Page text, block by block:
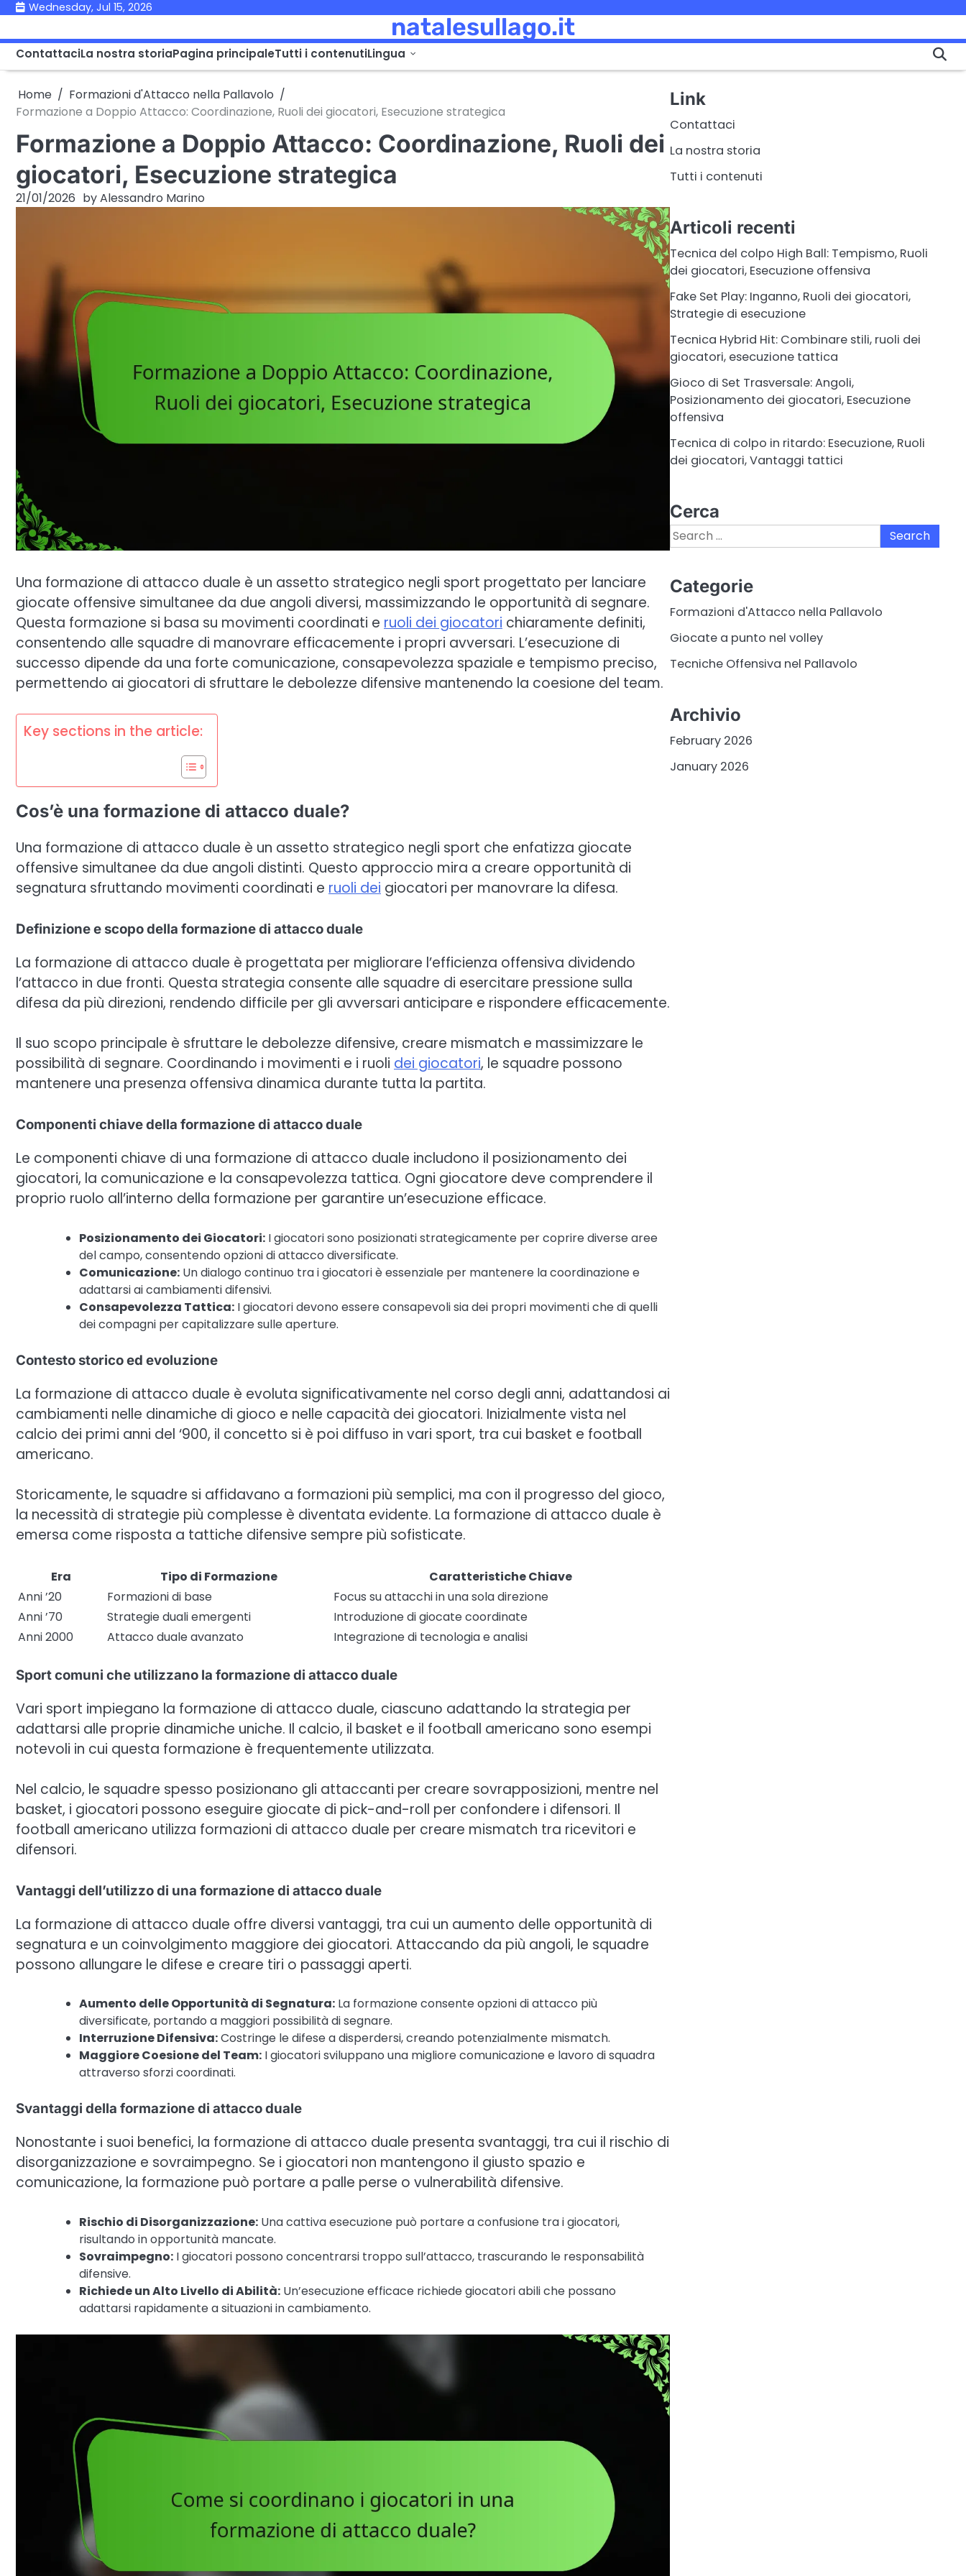
Skip
content
Wednesday, Jul 15, 2026
natalesullago.it
ContattaciLa nostra storiaPagina principaleTutti i contenutiLingua
Home
Formazioni d'Attacco nella Pallavolo
Formazione a Doppio Attacco: Coordinazione, Ruoli dei giocatori, Esecuzione strategica
Formazione a Doppio Attacco: Coordinazione, Ruoli dei
giocatori, Esecuzione strategica
21/01/2026 byAlessandro Marino
Una formazione di attacco duale è un assetto strategico negli sport progettato per lanciare
giocate offensive simultanee da due angoli diversi, massimizzando le opportunità di segnare.
Questa formazione si basa su movimenti coordinati e ruoli dei giocatori chiaramente definiti,
consentendo alle squadre di manovrare efficacemente i propri avversari. L’esecuzione di
successo dipende da una forte comunicazione, consapevolezza spaziale e tempismo preciso,
permettendo ai giocatori di sfruttare le debolezze difensive mantenendo la coesione del team.
Key sections in the article:
Cos’è una formazione di attacco duale?
Una formazione di attacco duale è un assetto strategico negli sport che enfatizza giocate
offensive simultanee da due angoli distinti. Questo approccio mira a creare opportunità di
segnatura sfruttando movimenti coordinati e ruoli dei giocatori per manovrare la difesa.
Definizione e scopo della formazione di attacco duale
La formazione di attacco duale è progettata per migliorare l’efficienza offensiva dividendo
l’attacco in due fronti. Questa strategia consente alle squadre di esercitare pressione sulla
difesa da più direzioni, rendendo difficile per gli avversari anticipare e rispondere efficacemente.
Il suo scopo principale è sfruttare le debolezze difensive, creare mismatch e massimizzare le
possibilità di segnare. Coordinando i movimenti e i ruoli dei giocatori, le squadre possono
mantenere una presenza offensiva dinamica durante tutta la partita.
Componenti chiave della formazione di attacco duale
Le componenti chiave di una formazione di attacco duale includono il posizionamento dei
giocatori, la comunicazione e la consapevolezza tattica. Ogni giocatore deve comprendere il
proprio ruolo all’interno della formazione per garantire un’esecuzione efficace.
Posizionamento dei Giocatori: I giocatori sono posizionati strategicamente per coprire diverse aree
del campo, consentendo opzioni di attacco diversificate.
Comunicazione: Un dialogo continuo tra i giocatori è essenziale per mantenere la coordinazione e
adattarsi ai cambiamenti difensivi.
Consapevolezza Tattica: I giocatori devono essere consapevoli sia dei propri movimenti che di quelli
dei compagni per capitalizzare sulle aperture.
Contesto storico ed evoluzione
La formazione di attacco duale è evoluta significativamente nel corso degli anni, adattandosi ai
cambiamenti nelle dinamiche di gioco e nelle capacità dei giocatori. Inizialmente vista nel
calcio dei primi anni del ‘900, il concetto si è poi diffuso in vari sport, tra cui basket e football
americano.
Storicamente, le squadre si affidavano a formazioni più semplici, ma con il progresso del gioco,
la necessità di strategie più complesse è diventata evidente. La formazione di attacco duale è
emersa come risposta a tattiche difensive sempre più sofisticate.
Era Tipo di Formazione
Caratteristiche Chiave
Anni ’20
Formazioni di base
Focus su attacchi in una sola direzione
Anni ’70
Strategie duali emergenti
Introduzione di giocate coordinate
Anni 2000
Attacco duale avanzato Integrazione di tecnologia e analisi
Sport comuni che utilizzano la formazione di attacco duale
Vari sport impiegano la formazione di attacco duale, ciascuno adattando la strategia per
adattarsi alle proprie dinamiche uniche. Il calcio, il basket e il football americano sono esempi
notevoli in cui questa formazione è frequentemente utilizzata.
Nel calcio, le squadre spesso posizionano gli attaccanti per creare sovrapposizioni, mentre nel
basket, i giocatori possono eseguire giocate di pick-and-roll per confondere i difensori. Il
football americano utilizza formazioni di attacco duale per creare mismatch tra ricevitori e
difensori.
Vantaggi dell’utilizzo di una formazione di attacco duale
La formazione di attacco duale offre diversi vantaggi, tra cui un aumento delle opportunità di
segnatura e un coinvolgimento maggiore dei giocatori. Attaccando da più angoli, le squadre
possono allungare le difese e creare tiri o passaggi aperti.
Aumento delle Opportunità di Segnatura: La formazione consente opzioni di attacco più
diversificate, portando a maggiori possibilità di segnare.
Interruzione Difensiva:Costringe le difese a disperdersi, creando potenzialmente mismatch.
Maggiore Coesione del Team: I giocatori sviluppano una migliore comunicazione e lavoro di squadra
attraverso sforzi coordinati.
Svantaggi della formazione di attacco duale
Nonostante i suoi benefici, la formazione di attacco duale presenta svantaggi, tra cui il rischio di
disorganizzazione e sovraimpegno. Se i giocatori non mantengono il giusto spazio e
comunicazione, la formazione può portare a palle perse o vulnerabilità difensive.
Rischio di Disorganizzazione: Una cattiva esecuzione può portare a confusione tra i giocatori,
risultando in opportunità mancate.
Sovraimpegno: I giocatori possono concentrarsi troppo sull’attacco, trascurando le responsabilità
difensive.
Richiede un Alto Livello di Abilità: Un’esecuzione efficace richiede giocatori abili che possano
adattarsi rapidamente a situazioni in cambiamento.
Link
Contattaci
La nostra storia
Tutti i contenuti
Articoli recenti
Tecnica del colpo High Ball: Tempismo, Ruoli
dei giocatori, Esecuzione offensiva
Fake Set Play: Inganno, Ruoli dei giocatori,
Strategie di esecuzione
Tecnica Hybrid Hit: Combinare stili, ruoli dei
giocatori, esecuzione tattica
Gioco di Set Trasversale: Angoli,
Posizionamento dei giocatori, Esecuzione
offensiva
Tecnica di colpo in ritardo: Esecuzione, Ruoli
dei giocatori, Vantaggi tattici
Cerca
Search
for:
Categorie
Formazioni d'Attacco nella Pallavolo
Giocate a punto nel volley
Tecniche Offensiva nel Pallavolo
Archivio
February 2026
January 2026